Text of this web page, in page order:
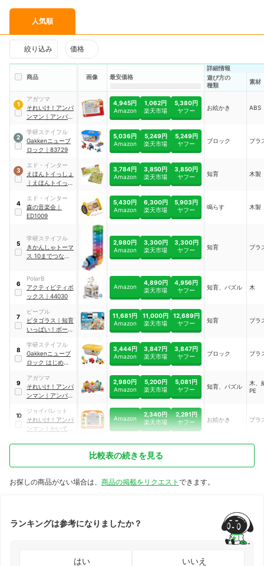
人気順
絞り込み 価格
商品 画像 最安価格
詳細情報
遊び方の
種類
素材
1
アガツマ
それいけ！アンパ
ンマン ｜ アンパン
べりらくがき教室
DX
4,945円
Amazon
1,062円
楽天市場
5,380円
ヤフー
お絵かき ABS
2
学研ステイフル
Gakkenニューブ
ロック ｜ 83729
5,036円
Amazon
5,249円
楽天市場
5,249円
ヤフー
ブロック プラ
3
エド・インター
えほんトイっしょ
｜ えほんトイっし
のみやさん
3,784円
Amazon
3,850円
楽天市場
3,850円
ヤフー
知育 木製
4
エド・インター
森の音楽会 ｜
ED1009
5,430円
Amazon
6,300円
楽天市場
5,903円
ヤフー
鳴らす 木製
5
学研ステイフル
きかんしゃトーマ
ス 10までつなげ
2,980円
Amazon
3,300円
楽天市場
3,300円
ヤフー
知育 プラ
6
PolarB
アクティビティボ
ックス ｜ 44030
Amazon
4,890円
楽天市場
4,956円
ヤフー
知育、パズル 木
7
ピープル
ピタゴラス ｜ 知育
いっぱい！ボール
PGS-132
11,681円
Amazon
11,000円
楽天市場
12,689円
ヤフー
知育 プラ
8
学研ステイフル
Gakkenニューブ
ロック はじめよう
3,444円
Amazon
3,847円
楽天市場
3,847円
ヤフー
ブロック プラ
9
アガツマ
それいけ！アンパ
ンマン ｜ アンパン
りつみ木
2,980円
Amazon
5,200円
楽天市場
5,081円
ヤフー
知育、パズル
木、
PE
10
ジョイパレット
それいけ！アンパ
ンマン
かいて育
ジュニア
Amazon
2,340円
楽天市場
2,291円
ヤフー
お絵かき プラ
比較表の続きを見る
お探しの商品がない場合は、 商品の掲載をリクエスト できます。
ランキングは参考になりましたか？
はい いいえ